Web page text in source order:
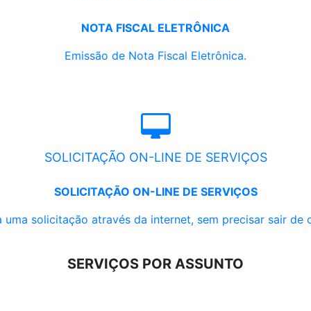
NOTA FISCAL ELETRÔNICA
Emissão de Nota Fiscal Eletrônica.
SOLICITAÇÃO ON-LINE DE SERVIÇOS
SOLICITAÇÃO ON-LINE DE SERVIÇOS
uma solicitação através da internet, sem precisar sair de
SERVIÇOS POR ASSUNTO